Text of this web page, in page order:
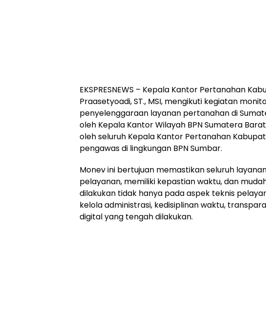
EKSPRESNEWS – Kepala Kantor Pertanahan
Praasetyoadi, ST., MSI, mengikuti kegiatan
penyelenggaraan layanan pertanahan di
oleh Kepala Kantor Wilayah BPN Sumatera
oleh seluruh Kepala Kantor Pertanahan
pengawas di lingkungan BPN Sumbar.
Monev ini bertujuan memastikan seluruh
pelayanan, memiliki kepastian waktu, dan
dilakukan tidak hanya pada aspek teknis
kelola administrasi, kedisiplinan waktu,
digital yang tengah dilakukan.